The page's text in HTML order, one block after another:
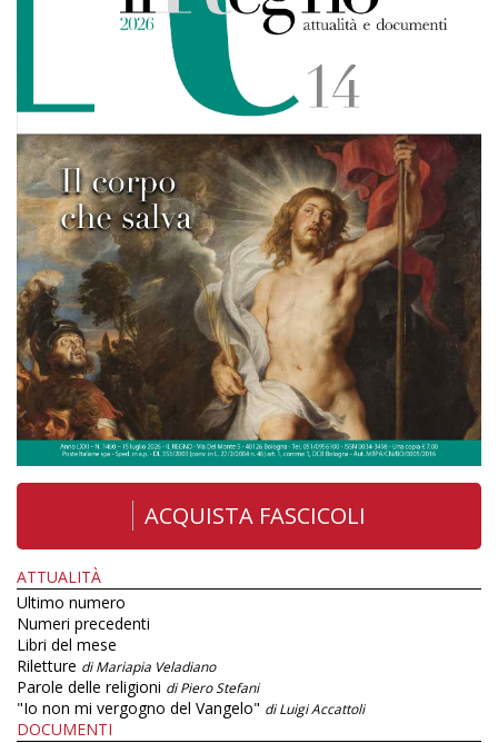
ACQUISTA FASCICOLI
ATTUALITÀ
Ultimo numero
Numeri precedenti
Libri del mese
Riletture di Mariapia Veladiano
Parole delle religioni di Piero Stefani
"Io non mi vergogno del Vangelo" di Luigi Accattoli
DOCUMENTI